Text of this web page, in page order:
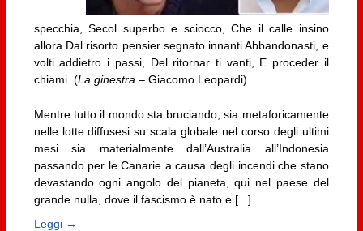
specchia, Secol superbo e sciocco, Che il calle insino
allora Dal risorto pensier segnato innanti Abbandonasti, e
volti addietro i passi, Del ritornar ti vanti, E proceder il
chiami. (La ginestra – Giacomo Leopardi)
Mentre tutto il mondo sta bruciando, sia metaforicamente
nelle lotte diffusesi su scala globale nel corso degli ultimi
mesi sia materialmente dall’Australia all’Indonesia
passando per le Canarie a causa degli incendi che stano
devastando ogni angolo del pianeta, qui nel paese del
grande nulla, dove il fascismo è nato e [...]
Leggi →